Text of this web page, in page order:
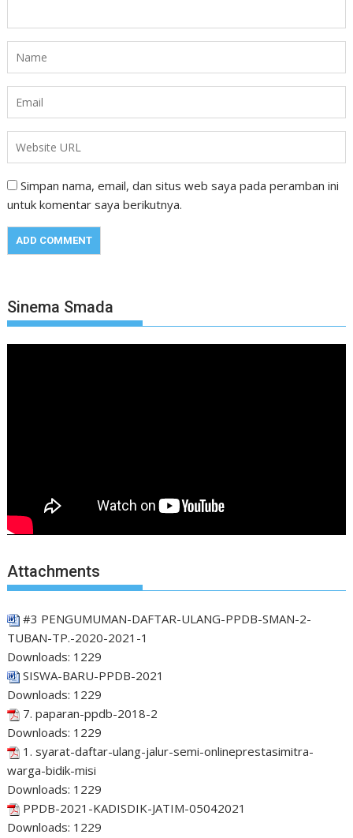
Simpan nama, email, dan situs web saya pada peramban ini
untuk komentar saya berikutnya.
Sinema Smada
Attachments
#3 PENGUMUMAN-DAFTAR-ULANG-PPDB-SMAN-2-
TUBAN-TP.-2020-2021-1
Downloads: 1229
SISWA-BARU-PPDB-2021
Downloads: 1229
7. paparan-ppdb-2018-2
Downloads: 1229
1. syarat-daftar-ulang-jalur-semi-onlineprestasimitra-
warga-bidik-misi
Downloads: 1229
PPDB-2021-KADISDIK-JATIM-05042021
Downloads: 1229